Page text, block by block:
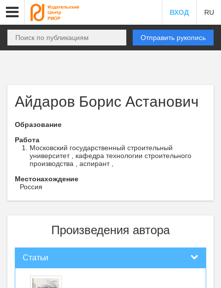
ВХОД RU
Отправить рукопись
Айдаров Борис Астанович
Образование
Работа
Московский государственный строительный
университет , кафедра технологии строительного
производства , аспирант ,
Местонахождение
Россия
Произведения автора
Статьи